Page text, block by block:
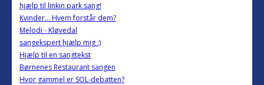
hjælp til linkin park sang!
Kvinder... Hvem forstår dem?
Melodi - Kløvedal
sangekspert hjælp mig :)
Hjælp til en sangtekst
Børnenes Restaurant sangen
Hvor gammel er SOL-debatten?